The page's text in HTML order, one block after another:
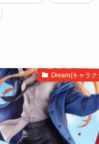
Dream(キャラ